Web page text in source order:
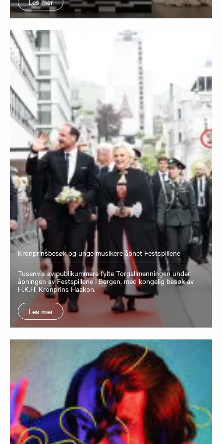
Les mer
Kronprinsbesøk og unge musikere åpnet Festspillene
Tusenvis av publikummere fylte Torgallmenningen under
åpningen av Festspillene i Bergen, med kongelig besøk av
H.K.H. Kronprins Haakon.
Les mer